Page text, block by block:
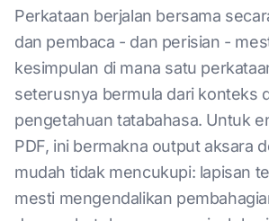
Perkataan berjalan bersama
dan pembaca - dan perisian -
kesimpulan di mana satu
seterusnya bermula dari konteks
pengetahuan tatabahasa. Untuk
PDF, ini bermakna output aksara
mudah tidak mencukupi: lapisan
mesti mengendalikan